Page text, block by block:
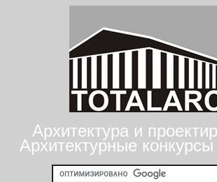
Архитектура и
Архитектурные